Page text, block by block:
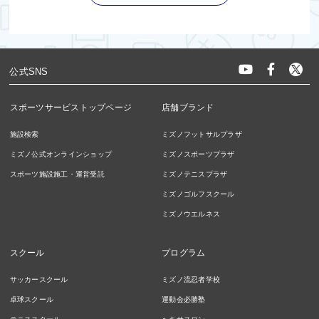
公式SNS
スポーツサービストップページ
施設検索
ミズノ公式オンラインショップ
スポーツ施設施工・運営受託
店舗ブランド
ミズノフットサルプラザ
ミズノスポーツプラザ
ミズノテニスプラザ
ミズノゴルフスクール
ミズノウエルネス
スクール
サッカースクール
卓球スクール
プログラム
ミズノ流忍者学校
運動会必勝塾